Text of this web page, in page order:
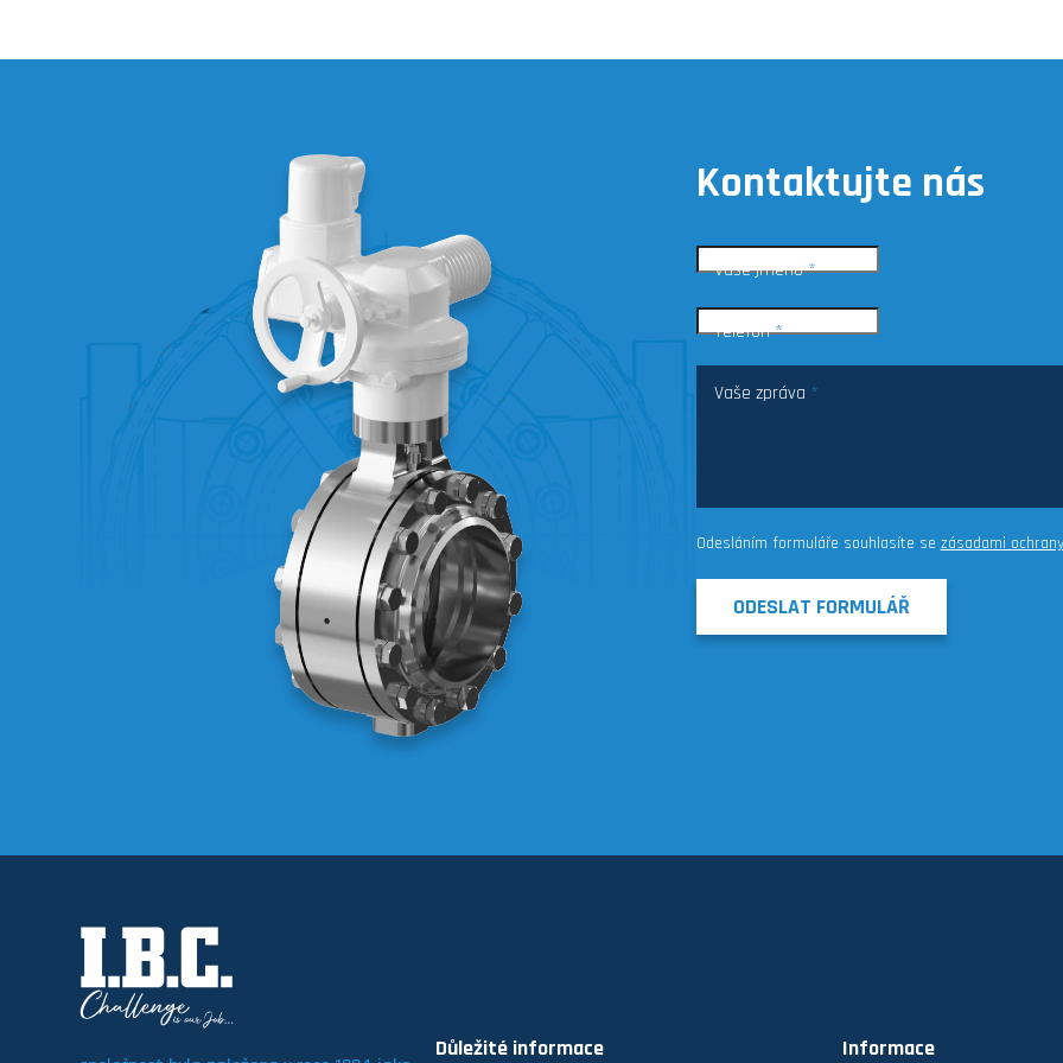
Kontaktujte nás
Vaše jméno*
Telefon*
Vaše zpráva *
Odesláním formuláře souhlasíte se zásadami
ODESLAT FORMULÁŘ
Důležité informace Informace